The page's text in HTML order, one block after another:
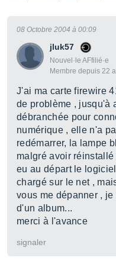
jluk57
Nouvel·le AFfilié·e
Membre depuis 22
08 Octobre 2004 à 00:09
J'ai ma carte firewire
de problème , jusqu'à
débranchée pour
numérique , elle n'a
redémarrer, la lampe
malgré avoir
eu au départ le
chargé sur le net ,
vous me dépanner ,
d'un album...
merci à l'avance
signaler